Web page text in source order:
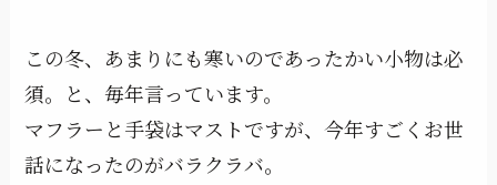
この冬、あまりにも寒いのであったかい小物は必
須。と、毎年言っています。
マフラーと手袋はマストですが、今年すごくお世
話になったのがバラクラバ。